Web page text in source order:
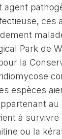
agent
ces
Park de
la
espèces
au
à survivre
ou la